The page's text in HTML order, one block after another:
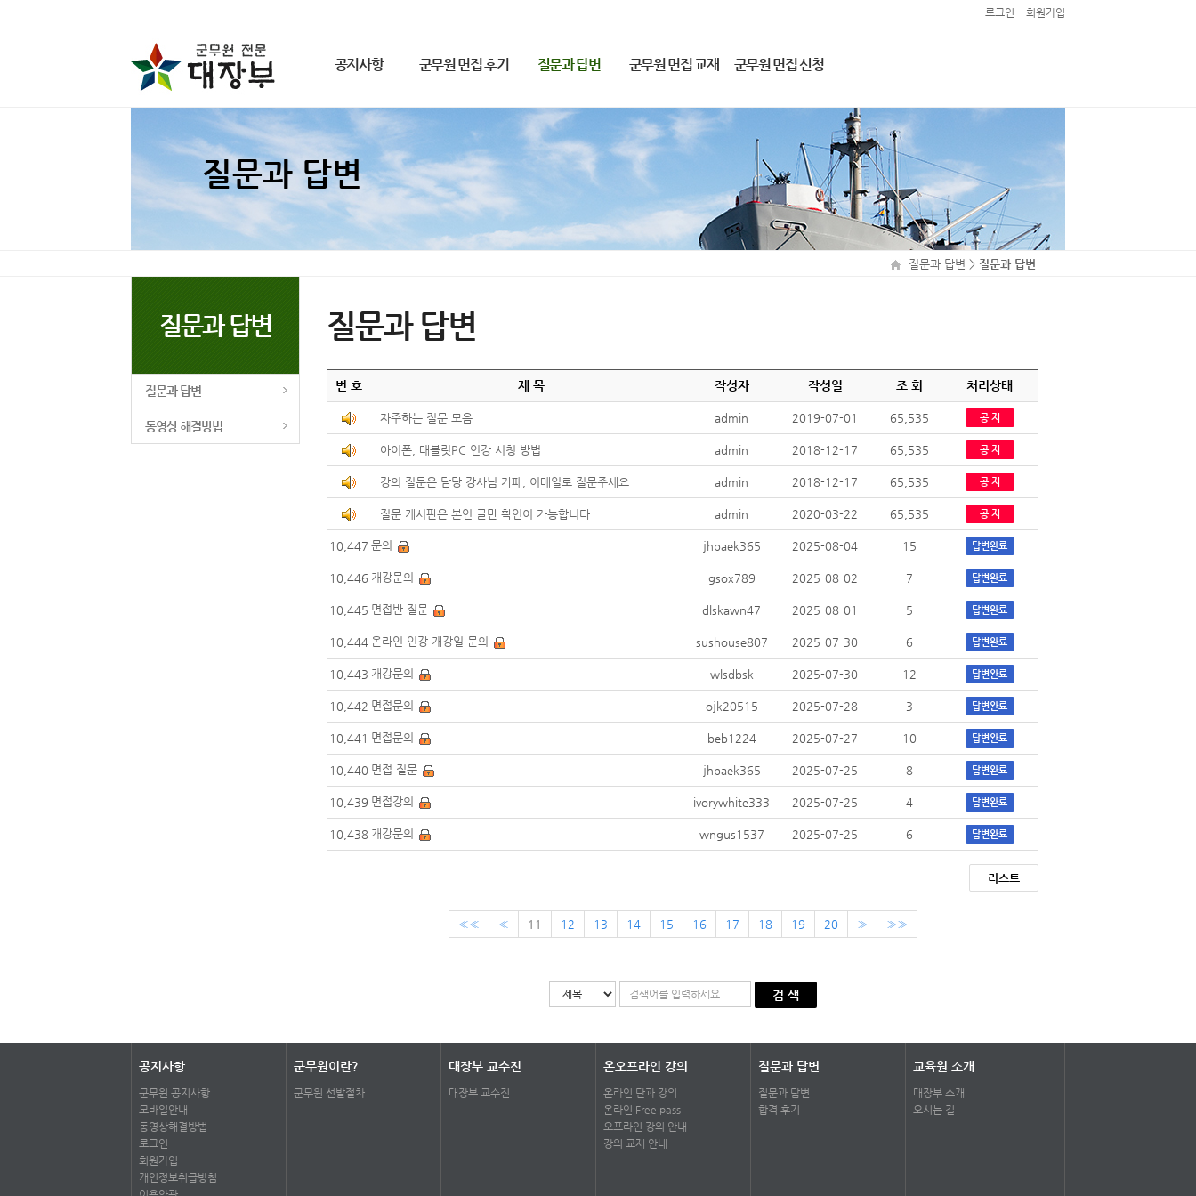
로그인 회원가입
공지사항
군무원 공지사항
동영상 해결방법
개인정보 취급방침
군무원 면접 후기
2018 군무원 합격 후기
질문과 답변
질문과 답변
동영상 해결방법
군무원 면접 교재
군무원 면접 교재
군무원 면접 신청
2025 얼리버드 면접 1차 (마
감)
질문과 답변
질문과 답변 > 질문과 답변
질문과 답변
질문과 답변
동영상 해결방법
질문과 답변
번 호 제 목 작성자 작성일 조 회 처리상태
자주하는 질문 모음 admin 2019-07-01 65,535 공 지
아이폰, 태블릿PC 인강 시청 방법 admin 2018-12-17 65,535 공 지
강의 질문은 담당 강사님 카페, 이메일로 질문주세요 admin 2018-12-17 65,535 공 지
질문 게시판은 본인 글만 확인이 가능합니다 admin 2020-03-22 65,535 공 지
10,447 문의 jhbaek365 2025-08-04 15 답변완료
10,446 개강문의 gsox789 2025-08-02 7 답변완료
10,445 면접반 질문 dlskawn47 2025-08-01 5 답변완료
10,444 온라인 인강 개강일 문의 sushouse807 2025-07-30 6 답변완료
10,443 개강문의 wlsdbsk 2025-07-30 12 답변완료
10,442 면접문의 ojk20515 2025-07-28 3 답변완료
10,441 면접문의 beb1224 2025-07-27 10 답변완료
10,440 면접 질문 jhbaek365 2025-07-25 8 답변완료
10,439 면접강의 ivorywhite333 2025-07-25 4 답변완료
10,438 개강문의 wngus1537 2025-07-25 6 답변완료
리스트
«« « 11 12 13 14 15 16 17 18 19 20 » »»
검 색
공지사항
군무원 공지사항
모바일안내
동영상해결방법
로그인
회원가입
개인정보취급방침
군무원이란?
군무원 선발절차
대장부 교수진
대장부 교수진
온오프라인 강의
온라인 단과 강의
온라인 Free pass
오프라인 강의 안내
강의 교재 안내
질문과 답변
질문과 답변
합격 후기
교육원 소개
대장부 소개
오시는 길